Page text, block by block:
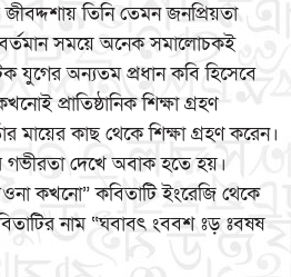
তিনি তেমন জনপ্রিয়তা
সময়ে অনেক সমালোচকই
যুগের অন্যতম প্রধান কবি হিসেবে
প্রাতিষ্ঠানিক শিক্ষা গ্রহণ
মায়ের কাছ থেকে শিক্ষা গ্রহণ করেন।
গভীরতা দেখে অবাক হতে হয়।
কখনো” কবিতাটি ইংরেজি থেকে
নাম “ঘবাবৎ ংববশ ঃড় ঃবষষ